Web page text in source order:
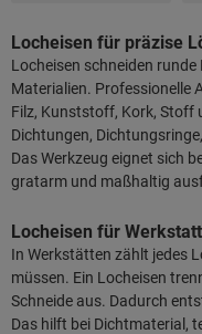
Locheisen für präzise
Locheisen schneiden
Materialien. Professionelle
Filz, Kunststoff, Kork, Stoff
Dichtungen,
Das Werkzeug eignet sich
gratarm und maßhaltig
Locheisen für
In Werkstätten zählt jedes
müssen. Ein Locheisen
Schneide aus. Dadurch
Das hilft bei Dichtmaterial,